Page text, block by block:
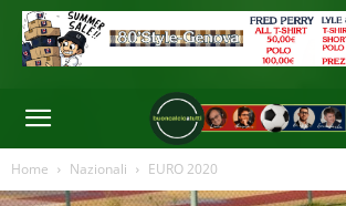
Home Nazionali EURO 2020